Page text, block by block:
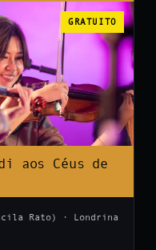
GRATUITO
aos Céus de
Rato) · Londrina